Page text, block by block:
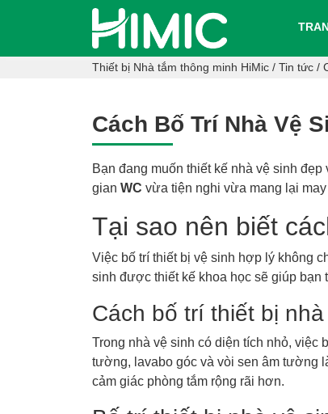
Thiết bị Nhà tắm thông minh HiMic / Tin tức /
Cách Bố Trí Nhà Vệ
Bạn đang muốn thiết kế nhà vệ sinh
gian WC vừa tiện nghi vừa mang lại
Tại sao nên biết
Việc bố trí thiết bị vệ sinh hợp lý không
sinh được thiết kế khoa học sẽ giúp bạn
Cách bố trí thiết bị
Trong nhà vệ sinh có diện tích nhỏ,
tường, lavabo góc và vòi sen âm tường
cảm giác phòng tắm rộng rãi hơn.